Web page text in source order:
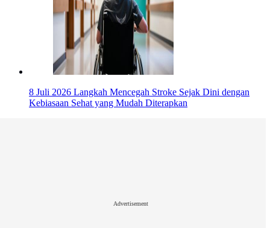
8 Juli 2026 Langkah Mencegah Stroke Sejak Dini dengan
Kebiasaan Sehat yang Mudah Diterapkan
Advertisement